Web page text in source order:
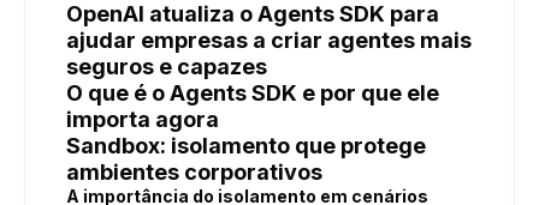
OpenAI atualiza o Agents SDK para
ajudar empresas a criar agentes mais
seguros e capazes
O que é o Agents SDK e por que ele
importa agora
Sandbox: isolamento que protege
ambientes corporativos
A importância do isolamento em cenários